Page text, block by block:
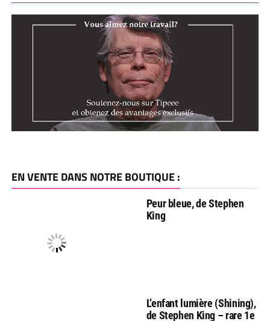
EN VENTE DANS NOTRE BOUTIQUE :
Peur bleue, de Stephen
King
L’enfant lumière (Shining),
de Stephen King – rare 1e